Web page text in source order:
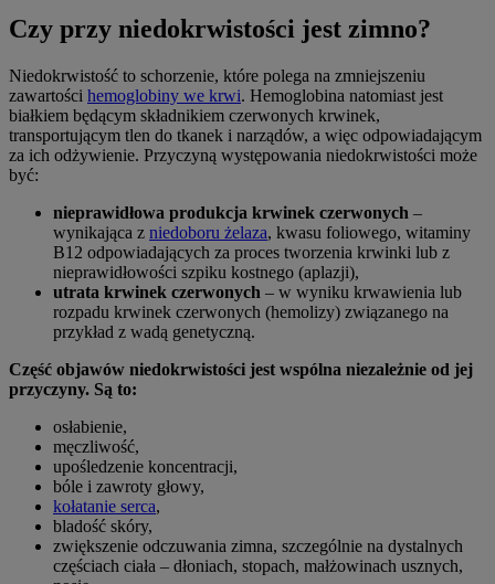
Czy przy niedokrwistości jest zimno?
Niedokrwistość to schorzenie, które polega na zmniejszeniu
zawartości hemoglobiny we krwi. Hemoglobina natomiast jest
białkiem będącym składnikiem czerwonych krwinek,
transportującym tlen do tkanek i narządów, a więc odpowiadającym
za ich odżywienie. Przyczyną występowania niedokrwistości może
być:
nieprawidłowa produkcja krwinek czerwonych –
wynikająca z niedoboru żelaza, kwasu foliowego, witaminy
B12 odpowiadających za proces tworzenia krwinki lub z
nieprawidłowości szpiku kostnego (aplazji),
utrata krwinek czerwonych – w wyniku krwawienia lub
rozpadu krwinek czerwonych (hemolizy) związanego na
przykład z wadą genetyczną.
Część objawów niedokrwistości jest wspólna niezależnie od jej
przyczyny. Są to:
osłabienie,
męczliwość,
upośledzenie koncentracji,
bóle i zawroty głowy,
kołatanie serca,
bladość skóry,
zwiększenie odczuwania zimna, szczególnie na dystalnych
częściach ciała – dłoniach, stopach, małżowinach usznych,